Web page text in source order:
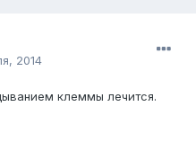
2014
клеммы лечится.